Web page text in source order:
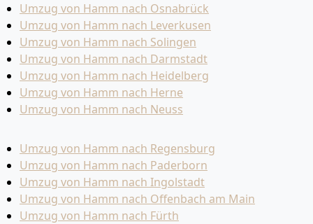
Umzug von Hamm nach Osnabrück
Umzug von Hamm nach Leverkusen
Umzug von Hamm nach Solingen
Umzug von Hamm nach Darmstadt
Umzug von Hamm nach Heidelberg
Umzug von Hamm nach Herne
Umzug von Hamm nach Neuss
Umzug von Hamm nach Regensburg
Umzug von Hamm nach Paderborn
Umzug von Hamm nach Ingolstadt
Umzug von Hamm nach Offenbach am Main
Umzug von Hamm nach Fürth